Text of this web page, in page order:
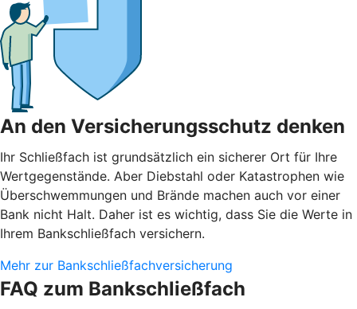
An den Versicherungsschutz denken
Ihr Schließfach ist grundsätzlich ein sicherer Ort für Ihre
Wertgegenstände. Aber Diebstahl oder Katastrophen wie
Überschwemmungen und Brände machen auch vor einer
Bank nicht Halt. Daher ist es wichtig, dass Sie die Werte in
Ihrem Bankschließfach versichern.
Mehr zur Bankschließfachversicherung
FAQ zum Bankschließfach